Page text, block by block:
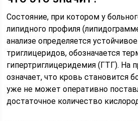
Состояние, при котором у
липидного профиля
анализе определяется
триглицеридов, обозначается
гипертриглицеридемия (ГТГ). На
означает, что кровь становится
уже не может оперативно
достаточное количество